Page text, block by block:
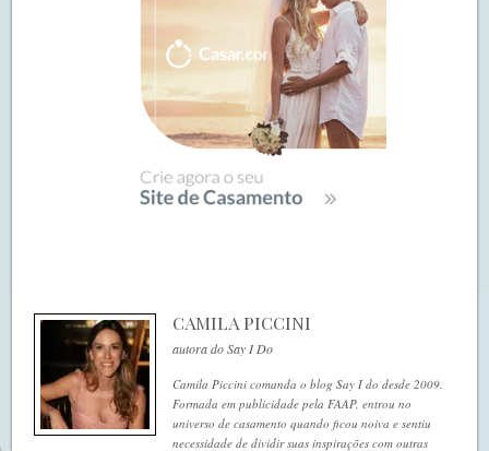
CAMILA PICCINI
autora do Say I Do
Camila Piccini comanda o blog Say I do desde 2009.
Formada em publicidade pela FAAP, entrou no
universo de casamento quando ficou noiva e sentiu
necessidade de dividir suas inspirações com outras